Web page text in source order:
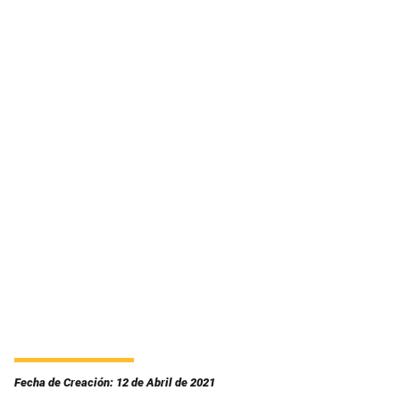
Fecha de Creación: 12 de Abril de 2021